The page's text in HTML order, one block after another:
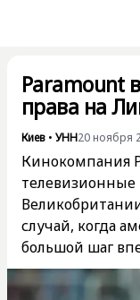
Paramount
права на
Киев • УНН20 ноября
Кинокомпания
случай, когда
большой шаг